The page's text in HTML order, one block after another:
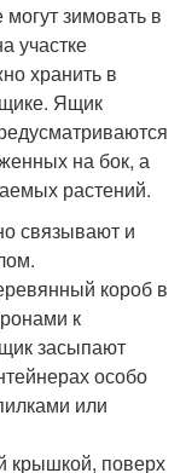
зимовать в
участке
хранить в
Ящик
на бок, а
растений.
связывают и
короб в
к
засыпают
особо
или
крышкой, поверх